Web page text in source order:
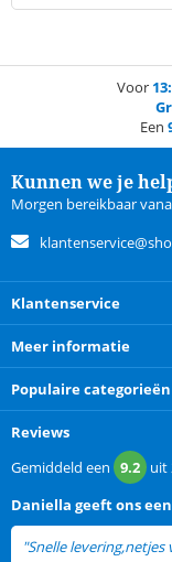
Voor
Een
Kunnen we je
Morgen bereikbaar
Klantenservice
Meer informatie
Populaire categorieën
Reviews
Gemiddeld een 9.2 uit
Daniella geeft ons een
"Snelle levering,netjes